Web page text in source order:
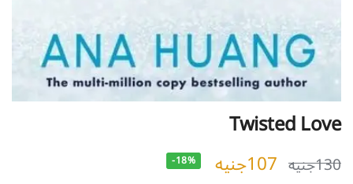
Twisted Love
130جنيه 107جنيه -18%